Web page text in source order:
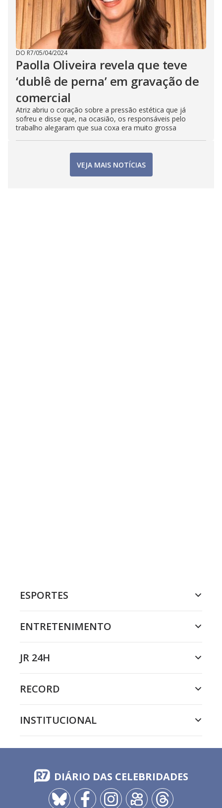
DO R7/05/04/2024
Paolla Oliveira revela que teve
‘dublê de perna’ em gravação de
comercial
Atriz abriu o coração sobre a pressão estética que já
sofreu e disse que, na ocasião, os responsáveis pelo
trabalho alegaram que sua coxa era muito grossa
VEJA MAIS NOTÍCIAS
ESPORTES
ENTRETENIMENTO
JR 24H
RECORD
INSTITUCIONAL
DIÁRIO DAS CELEBRIDADES